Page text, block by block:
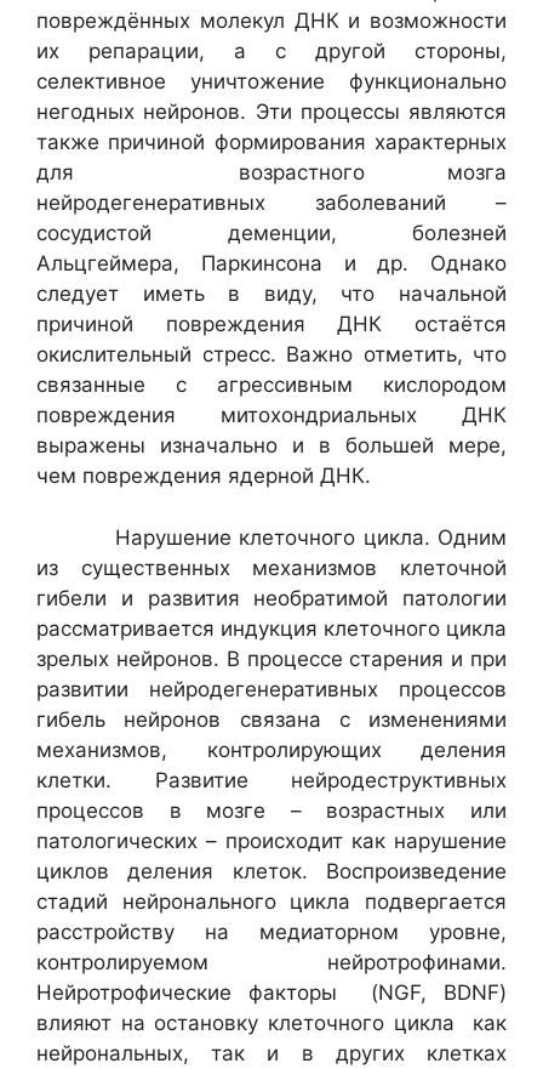
повреждённых молекул ДНК и возможности
их репарации, а с другой стороны,
селективное уничтожение функционально
негодных нейронов. Эти процессы являются
также причиной формирования характерных
для возрастного мозга
нейродегенеративных заболеваний –
сосудистой деменции, болезней
Альцгеймера, Паркинсона и др. Однако
следует иметь в виду, что начальной
причиной повреждения ДНК остаётся
окислительный стресс. Важно отметить, что
связанные с агрессивным кислородом
повреждения митохондриальных ДНК
выражены изначально и в большей мере,
чем повреждения ядерной ДНК.
Нарушение клеточного цикла. Одним
из существенных механизмов клеточной
гибели и развития необратимой патологии
рассматривается индукция клеточного цикла
зрелых нейронов. В процессе старения и при
развитии нейродегенеративных процессов
гибель нейронов связана с изменениями
механизмов, контролирующих деления
клетки. Развитие нейродеструктивных
процессов в мозге – возрастных или
патологических – происходит как нарушение
циклов деления клеток. Воспроизведение
стадий нейронального цикла подвергается
расстройству на медиаторном уровне,
контролируемом нейротрофинами.
Нейротрофические факторы (NGF, BDNF)
влияют на остановку клеточного цикла как
нейрональных, так и в других клетках